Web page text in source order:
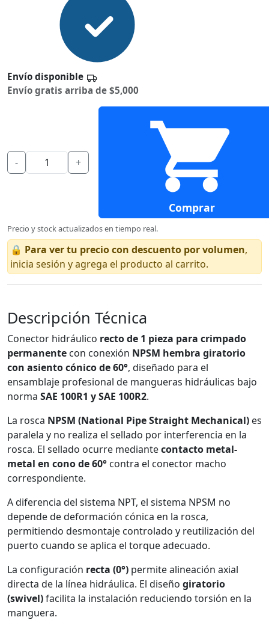
Envío disponible
Envío gratis arriba de $5,000
- +
Comprar
Precio y stock actualizados en tiempo real.
🔒 Para ver tu precio con descuento por volumen,
inicia sesión y agrega el producto al carrito.
Descripción Técnica
Conector hidráulico recto de 1 pieza para crimpado
permanente con conexión NPSM hembra giratorio
con asiento cónico de 60°, diseñado para el
ensamblaje profesional de mangueras hidráulicas bajo
norma SAE 100R1 y SAE 100R2.
La rosca NPSM (National Pipe Straight Mechanical) es
paralela y no realiza el sellado por interferencia en la
rosca. El sellado ocurre mediantecontacto metal-
metal en cono de 60° contra el conector macho
correspondiente.
A diferencia del sistema NPT, el sistema NPSM no
depende de deformación cónica en la rosca,
permitiendo desmontaje controlado y reutilización del
puerto cuando se aplica el torque adecuado.
La configuración recta (0°) permite alineación axial
directa de la línea hidráulica. El diseño giratorio
(swivel)facilita la instalación reduciendo torsión en la
manguera.